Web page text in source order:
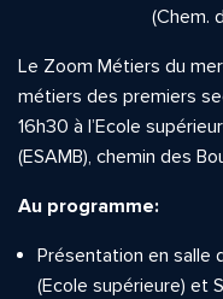
(Chem.
Le Zoom Métiers du
métiers des premiers
16h30 à l’Ecole
(ESAMB), chemin des
Au programme:
Présentation en salle
(Ecole supérieure) et